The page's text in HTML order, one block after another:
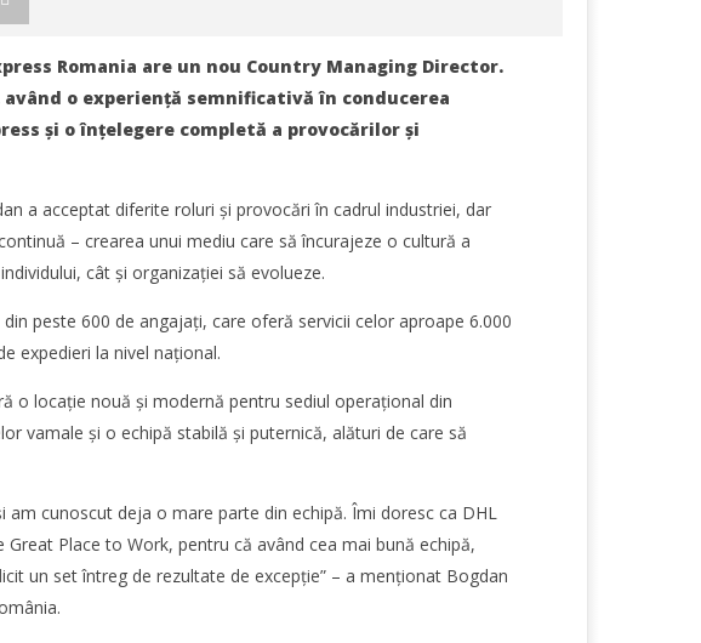
ferry Batumi–
susține dezvoltarea
de marfă în
Mării Negre
logistice din România a crescut cu
11% în S1
Redacția
Romania are un nou Country Managing Director.
având o experiență semnificativă în conducerea
și oînțelegere completă a provocărilor și
a acceptat diferite roluri și provocări în cadrul industriei, dar
– crearea unui mediu care să încurajeze o cultură a
cât și organizației să evolueze.
peste 600 de angajați, care oferă servicii celor aproape 6.000
expedieri la nivel național.
o locație nouă și modernă pentru sediul operațional din
vamale și o echipă stabilă și puternică, alături de care să
cunoscut deja o mare parte din echipă. Îmi doresc ca DHL
Place to Work, pentru că având cea mai bună echipă,
un set întreg de rezultate de excepție” – a menționat Bogdan